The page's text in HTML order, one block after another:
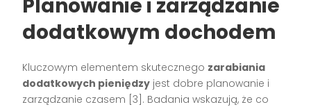
Planowanie i zarządzanie
dodatkowym dochodem
Kluczowym elementem skutecznego zarabiania
dodatkowych pieniędzy jest dobre planowanie i
zarządzanie czasem [3]. Badania wskazują, że co